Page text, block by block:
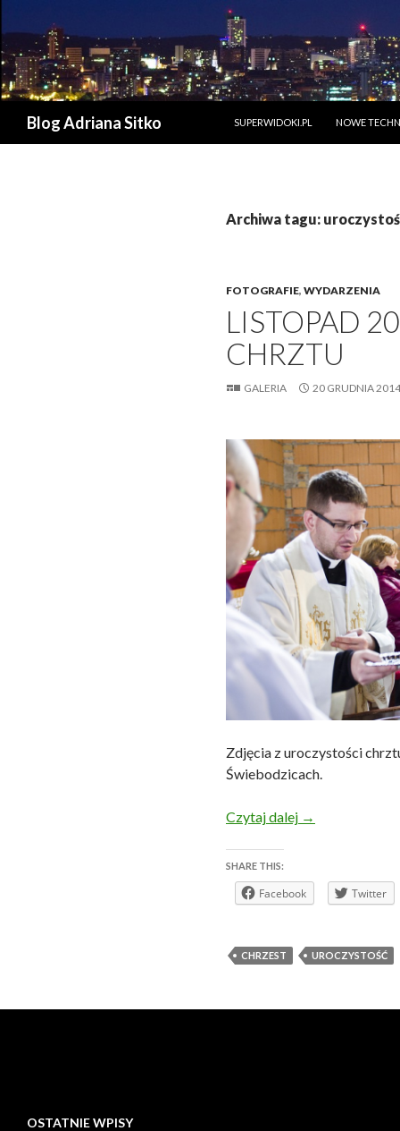
Blog Adriana Sitko
SUPERWIDOKI.PL
NOWE
Archiwa tagu:
FOTOGRAFIE, WYDARZENIA
LISTOPAD
CHRZTU
GALERIA 20 GRUDNIA 2014
Zdjęcia z uroczystości
Świebodzicach.
Czytaj dalej Listopad 2014
→
SHARE THIS:
Facebook Twitter
CHRZEST UROCZYSTOŚĆ
OSTATNIE WPISY